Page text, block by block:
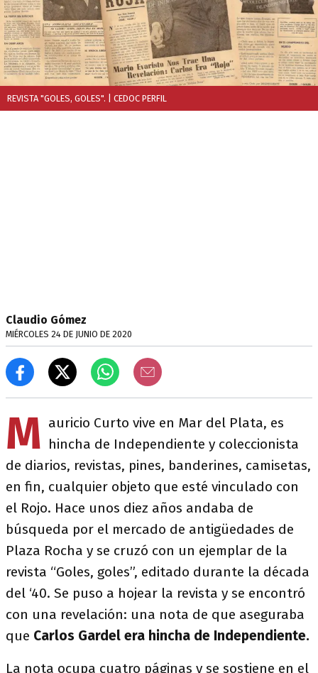
REVISTA "GOLES, GOLES". | CEDOC PERFIL
Claudio Gómez
MIÉRCOLES 24 DE JUNIO DE 2020
M auricio Curto vive en Mar del Plata, es
hincha de Independiente y coleccionista
de diarios, revistas, pines, banderines, camisetas,
en fin, cualquier objeto que esté vinculado con
el Rojo. Hace unos diez años andaba de
búsqueda por el mercado de antigüedades de
Plaza Rocha y se cruzó con un ejemplar de la
revista “Goles, goles”, editado durante la década
del ‘40. Se puso a hojear la revista y se encontró
con una revelación: una nota de que aseguraba
que Carlos Gardel era hincha de Independiente.
La nota ocupa cuatro páginas y se sostiene en el